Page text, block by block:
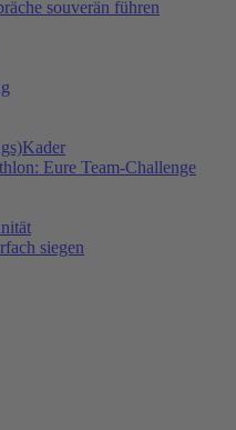
souverän führen
Eure Team-Challenge
siegen